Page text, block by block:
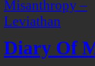
Diary Of